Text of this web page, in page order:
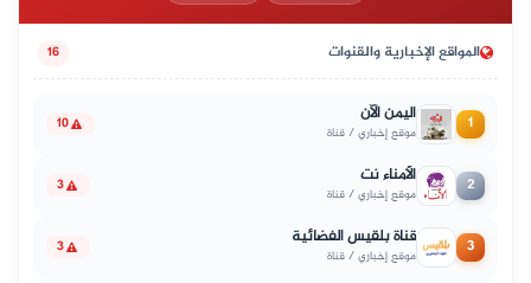
المواقع الإخبارية والقنوات 16
1 اليمن الآن
موقع إخباري / قناة 10
2 الأمناء نت
موقع إخباري / قناة 3
3 قناة بلقيس الفضائية
موقع إخباري / قناة 3